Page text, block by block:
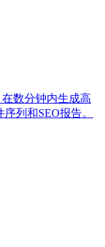
数分钟内生成高
列和SEO报告。